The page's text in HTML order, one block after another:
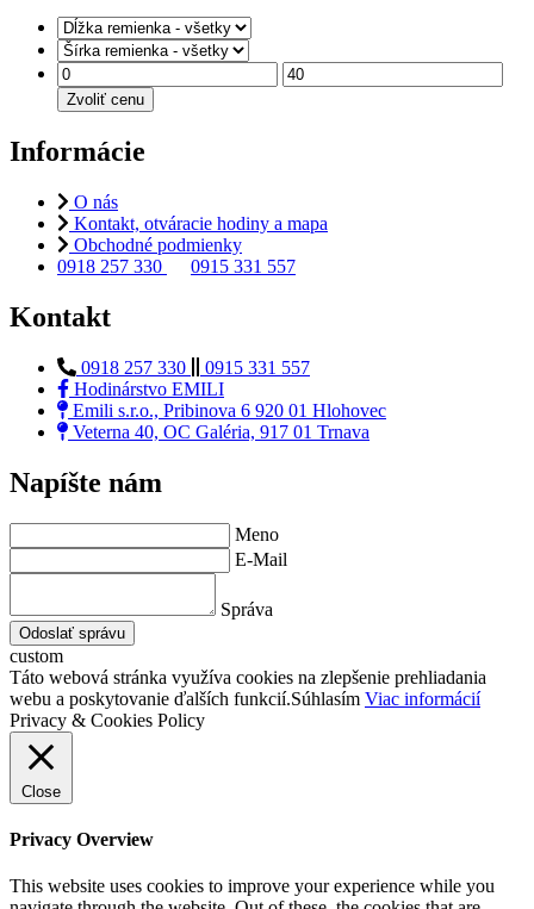
Zvoliť cenu
Informácie
O nás
Kontakt, otváracie hodiny a mapa
Obchodné podmienky
0918 257 330
0915 331 557
Kontakt
0918 257 330
0915 331 557
Hodinárstvo EMILI
Emili s.r.o., Pribinova 6 920 01 Hlohovec
Veterna 40, OC Galéria, 917 01 Trnava
Napíšte nám
Meno
E-Mail
Správa
Odoslať správu
custom
Táto webová stránka využíva cookies na zlepšenie prehliadania
webu a poskytovanie ďalších funkcií.Súhlasím Viac informácií
Privacy & Cookies Policy
Close
Privacy Overview
This website uses cookies to improve your experience while you